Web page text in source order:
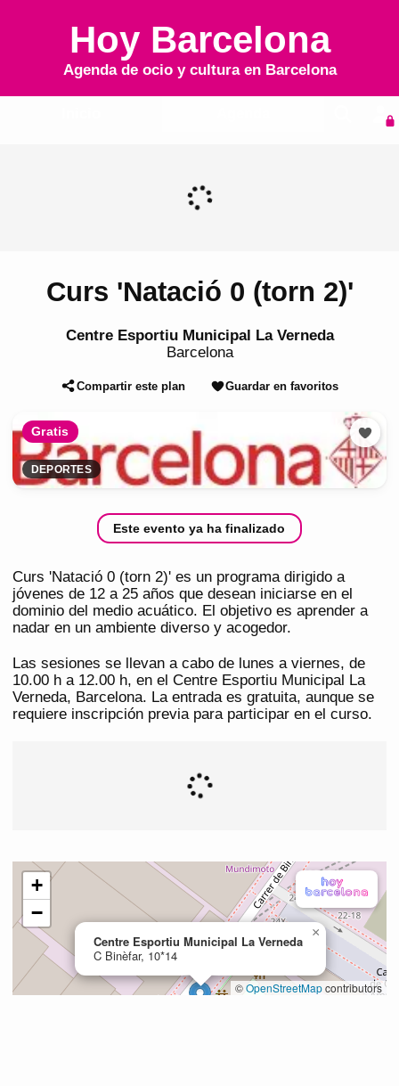
Hoy Barcelona
Agenda de ocio y cultura en Barcelona
Curs 'Natació 0 (torn 2)'
Centre Esportiu Municipal La Verneda
Barcelona
Compartir este plan Guardar en favoritos
Gratis
DEPORTES
Este evento ya ha finalizado
Curs 'Natació 0 (torn 2)' es un programa dirigido a
jóvenes de 12 a 25 años que desean iniciarse en el
dominio del medio acuático. El objetivo es aprender a
nadar en un ambiente diverso y acogedor.
Las sesiones se llevan a cabo de lunes a viernes, de
10.00 h a 12.00 h, en el Centre Esportiu Municipal La
Verneda, Barcelona. La entrada es gratuita, aunque se
requiere inscripción previa para participar en el curso.